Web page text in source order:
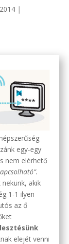
|
egy-egy
nem elérhető
akik
1-1 ilyen
az ő
elejét venni